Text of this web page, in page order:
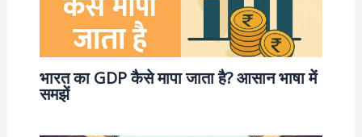
भारत का GDP कैसे मापा जाता है? आसान भाषा में
समझें